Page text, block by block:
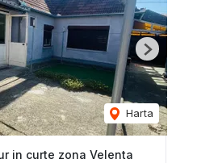
Harta
Next
in curte zona Velenta